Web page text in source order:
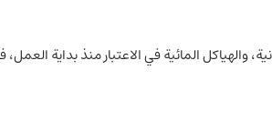
والهياكل المائية في الاعتبار منذ بداية